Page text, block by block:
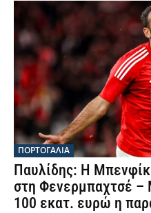
ΠΟΡΤΟΓΑΛΙΑ
Παυλίδης: Η
στη Φενερμπαχτσέ
100 εκατ. ευρώ η